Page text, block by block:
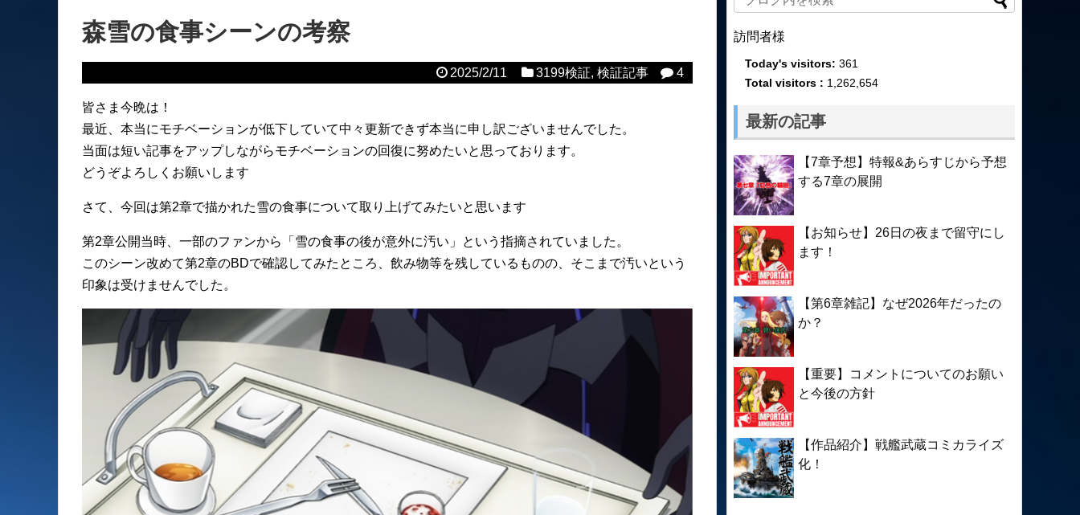
森雪の食事シーンの考察
2025/2/11 3199検証, 検証記事 4
皆さま今晩は！
最近、本当にモチベーションが低下していて中々更新できず本当に申し訳ございませんでした。
当面は短い記事をアップしながらモチベーションの回復に努めたいと思っております。
どうぞよろしくお願いします
さて、今回は第2章で描かれた雪の食事について取り上げてみたいと思います
第2章公開当時、一部のファンから「雪の食事の後が意外に汚い」という指摘されていました。
このシーン改めて第2章のBDで確認してみたところ、飲み物等を残しているものの、そこまで汚いという
印象は受けませんでした。
訪問者様
Today's visitors: 361
Total visitors : 1,262,654
最新の記事
【7章予想】特報&あらすじから予想
する7章の展開
【お知らせ】26日の夜まで留守にし
ます！
【第6章雑記】なぜ2026年だったの
か？
【重要】コメントについてのお願い
と今後の方針
【作品紹介】戦艦武蔵コミカライズ
化！